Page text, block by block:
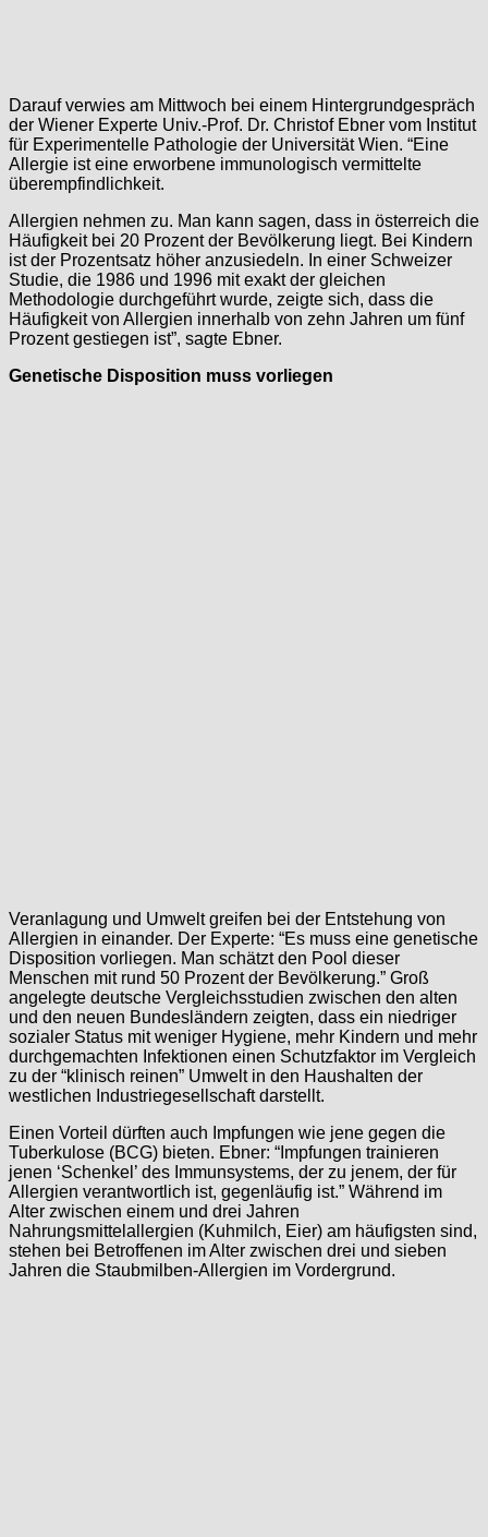
Darauf verwies am Mittwoch bei einem Hintergrundgespräch
der Wiener Experte Univ.-Prof. Dr. Christof Ebner vom Institut
für Experimentelle Pathologie der Universität Wien. “Eine
Allergie ist eine erworbene immunologisch vermittelte
überempfindlichkeit.
Allergien nehmen zu. Man kann sagen, dass in österreich die
Häufigkeit bei 20 Prozent der Bevölkerung liegt. Bei Kindern
ist der Prozentsatz höher anzusiedeln. In einer Schweizer
Studie, die 1986 und 1996 mit exakt der gleichen
Methodologie durchgeführt wurde, zeigte sich, dass die
Häufigkeit von Allergien innerhalb von zehn Jahren um fünf
Prozent gestiegen ist”, sagte Ebner.
Genetische Disposition muss vorliegen
Veranlagung und Umwelt greifen bei der Entstehung von
Allergien in einander. Der Experte: “Es muss eine genetische
Disposition vorliegen. Man schätzt den Pool dieser
Menschen mit rund 50 Prozent der Bevölkerung.” Groß
angelegte deutsche Vergleichsstudien zwischen den alten
und den neuen Bundesländern zeigten, dass ein niedriger
sozialer Status mit weniger Hygiene, mehr Kindern und mehr
durchgemachten Infektionen einen Schutzfaktor im Vergleich
zu der “klinisch reinen” Umwelt in den Haushalten der
westlichen Industriegesellschaft darstellt.
Einen Vorteil dürften auch Impfungen wie jene gegen die
Tuberkulose (BCG) bieten. Ebner: “Impfungen trainieren
jenen ‘Schenkel’ des Immunsystems, der zu jenem, der für
Allergien verantwortlich ist, gegenläufig ist.” Während im
Alter zwischen einem und drei Jahren
Nahrungsmittelallergien (Kuhmilch, Eier) am häufigsten sind,
stehen bei Betroffenen im Alter zwischen drei und sieben
Jahren die Staubmilben-Allergien im Vordergrund.